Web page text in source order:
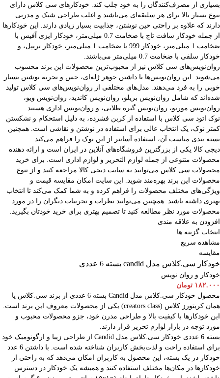
بسیاری از مصرف‌کنندگان را به خود جلب کند. خودکارهای سی کلاس دارای
تنوع بسیار بالا برای هر سلیقه‌ای می‌باشند و اغلب طراحی شیک و مدرنی
دارند که علاوه بر راحتی حین نوشتن، جذابیت بسیار زیادی دارند. این خودکارها
از جمله خودکار سافت تاچ با ضخامت 0.7 میلی‌متر، خودکار ایزی آفیس با
ضخامت 1 میلی‌متر، خودکار 999 با ضخامت 1 میلی‌متر، خودکار تریپل، و
خودکار سلفی با ضخامت 0.7 میلی‌متر می‌باشند.
روان‌نویس‌های سی کلاس نیز از محبوب‌ترین محصولات این برند محسوب
می‌شوند. این روان‌نویس‌ها با داشتن جوهر ژله‌ای، حس و تجربه نوشتن بسیار
خوبی را به فرد می‌دهند. مدل‌های مختلفی از روان‌نویس‌های سی کلاس تولید
شده‌اند که شامل روان‌نویس بریلو، روان‌نویس کاندید، روان‌نویس ویو،
روان‌نویس مورنو، روان‌نویس گیره طلایی، و روان‌نویس اداری هستند.
نوک اتود سی کلاس با استفاده از کربن فشرده، به دلیل استحکام و نشکستن
کمتر نوک، یک انتخاب عالی برای استفاده در نوشتن و نقاشی است. همچنین
بسته بندی مناسب آن، استفاده آسانتر از این نوک را فراهم می‌کند.
دیجی کالا یکی از بزرگترین فروشگاه‌های آنلاین در ایران است و ارائه دهنده
محصولات متنوعی از جمله لوازم التحریر و لوازم اداری است. برای خرید
محصولات سی کلاس می‌توانید به سایت دیجی کالا مراجعه کنید و از تنوع
محصولات این برند بهره‌مند شوید. این سایت امکان مقایسه قیمت و
ویژگی‌های مختلف محصولات را فراهم کرده و به شما کمک می‌کند تا انتخاب
بهتری داشته باشید. همچنین می‌توانید نظرات و تجربیات دیگران را در مورد
محصولات مورد نظر مطالعه کنید تا تصمیم بهتری برای خرید خودتان بگیرید.
افزودن به علاقه مندی
انتخاب گزینه ها
مشاهده سریع
مقایسه
خودکار سی.کلاس مدل candid بسته 6 عددی
خودکار و روان نویس
۱۸۲.۰۰۰ تومان
محصول خودکار سی.کلاس مدل Candid بسته 6 عددی از برند سی.کلاس یا
همان کریتورز کلاس (creators class) یکی از محصولات معروف این برند است.
این خودکارها با کیفیت بالا و طراحی مدرن خود، جزو محصولات محبوب و
مورد توجه در بازار لوازم تحریر قرار دارند.
بسته 6 عددی خودکار سی.کلاس مدل Candid از طراحی زیبا و ارگونومیک خود
برای استفاده راحت و لذت‌بخش کاربران شناخته شده است. با داشتن 6 عدد
خودکار در یک بسته، این محصول به کاربران امکان می‌دهد که به راحتی از
خودکارها در مکان‌ها مختلف استفاده کنند و همیشه یک خودکار در دسترس